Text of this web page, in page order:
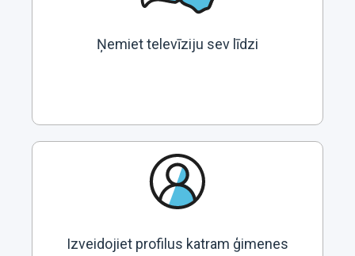
Ņemiet televīziju sev līdzi
Izveidojiet profilus katram ģimenes